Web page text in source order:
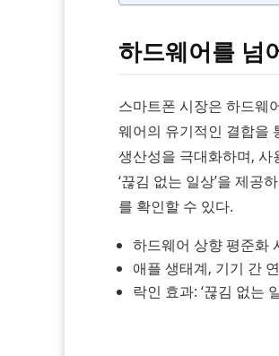
하드웨어를 넘
스마트폰 시장은 하드웨
웨어의 유기적인 결합을
생산성을 극대화하며, 사
‘끊김 없는 일상’을 제공
를 확인할 수 있다.
하드웨어 상향 평준화
애플 생태계, 기기 간
락인 효과: ‘끊김 없는